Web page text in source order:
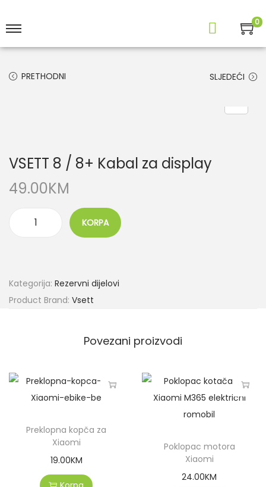
0
PRETHODNI SLJEDEĆI
VSETT 8 / 8+ Kabal za display
49.00KM
KORPA
Kategorija: Rezervni dijelovi
Product Brand: Vsett
Povezani proizvodi
Preklopna kopča za
Xiaomi
19.00KM
Poklopac motora
Xiaomi
24.00KM